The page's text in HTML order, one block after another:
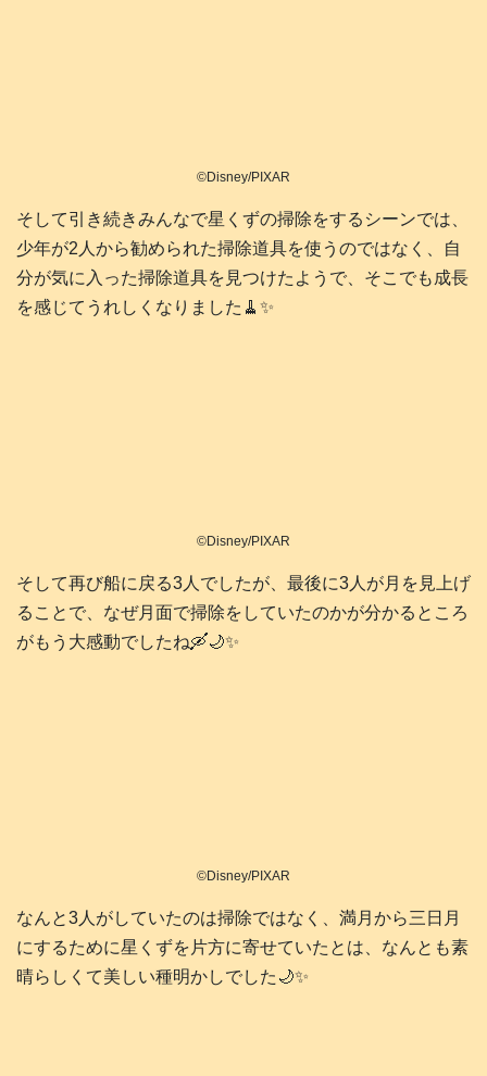
©Disney/PIXAR
そして引き続きみんなで星くずの掃除をするシーンでは、
少年が2人から勧められた掃除道具を使うのではなく、自
分が気に入った掃除道具を見つけたようで、そこでも成長
を感じてうれしくなりました🧹✨️
©Disney/PIXAR
そして再び船に戻る3人でしたが、最後に3人が月を見上げ
ることで、なぜ月面で掃除をしていたのかが分かるところ
がもう大感動でしたね🛶🌙✨️
©Disney/PIXAR
なんと3人がしていたのは掃除ではなく、満月から三日月
にするために星くずを片方に寄せていたとは、なんとも素
晴らしくて美しい種明かしでした🌙✨️